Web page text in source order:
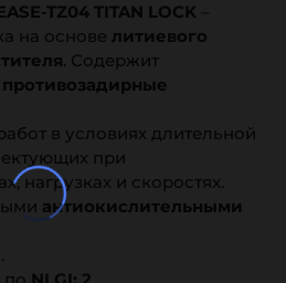
TZ04 TITAN LOCK
на основе литиевого
. Содержит
противозадирные
в условиях длительной
при
нагрузках и скоростях.
антиокислительными
.